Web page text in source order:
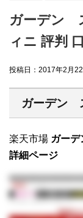
ガーデン
ィニ 評判
投稿日： 2017年2月22
ガーデン
楽天市場 ガー
詳細ページ